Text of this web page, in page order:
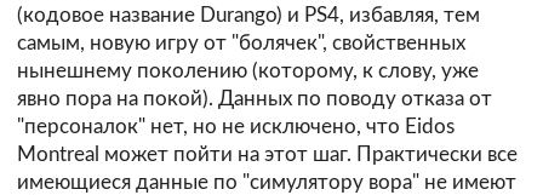
(кодовое название Durango) и PS4, избавляя, тем
самым, новую игру от "болячек", свойственных
нынешнему поколению (которому, к слову, уже
явно пора на покой). Данных по поводу отказа от
"персоналок" нет, но не исключено, что Eidos
Montreal может пойти на этот шаг. Практически все
имеющиеся данные по "симулятору вора" не имеют